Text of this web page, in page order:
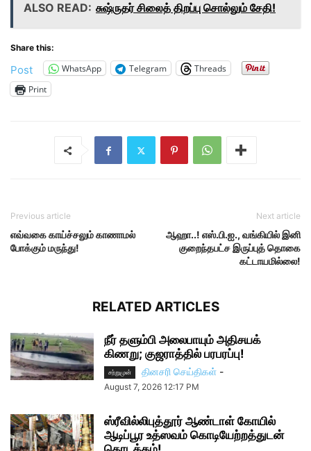
ALSO READ: சுஷ்ருதர் சிலைத் திறப்பு சொல்லும் சேதி!
Share this:
Post WhatsApp Telegram
Threads
Print
Previous article
எவ்வகை காய்ச்சலும் காணாமல்
போக்கும் மருந்து!
Next article
ஆஹா..! எஸ்.பி.ஐ., வங்கியில் இனி
குறைந்தபட்ச இருப்புத் தொகை
கட்டாயமில்லை!
RELATED ARTICLES
நீர் தளும்பி அலைபாயும் அதிசயக்
கிணறு; குஜராத்தில் பரபரப்பு!
சற்றுமுன் தினசரி செய்திகள் -
August 7, 2026 12:17 PM
ஸ்ரீவில்லிபுத்தூர் ஆண்டாள் கோயில்
ஆடிப்பூர உத்ஸவம் கொடியேற்றத்துடன்